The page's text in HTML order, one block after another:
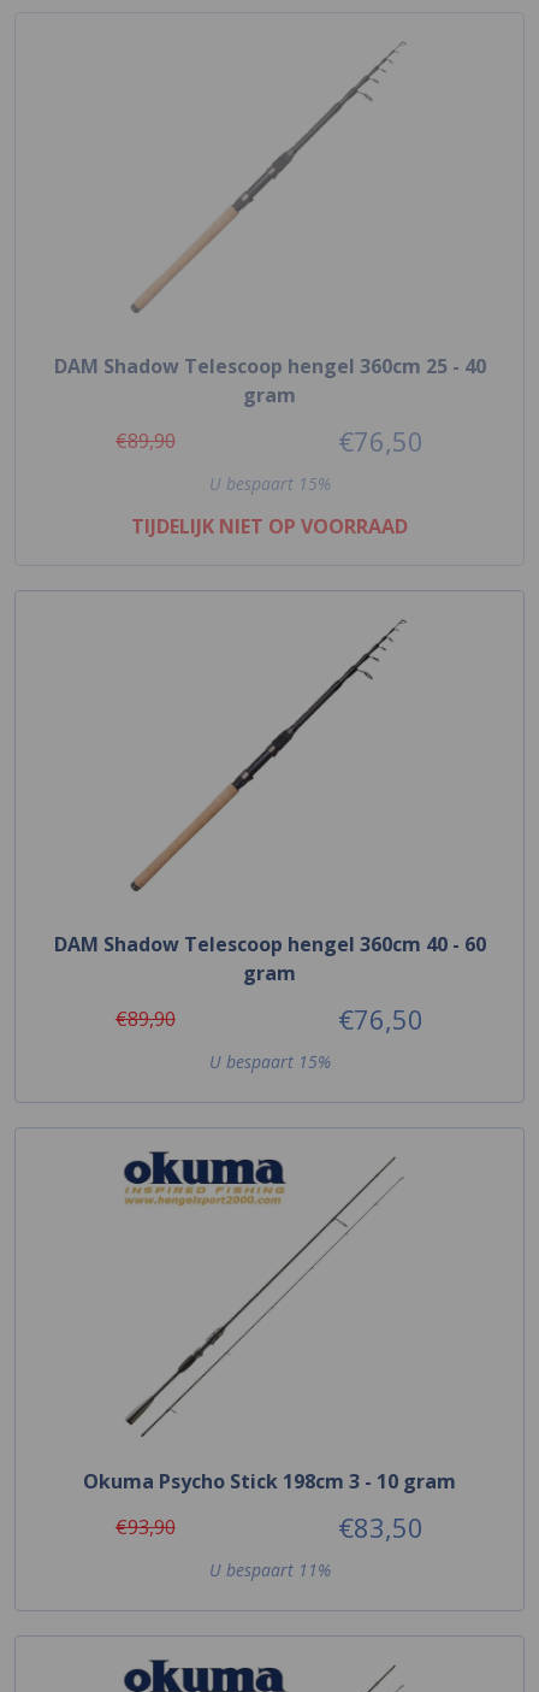
DAM Shadow Telescoop hengel 360cm 25 - 40
gram
€89,90
€76,50
U bespaart 15%
TIJDELIJK NIET OP VOORRAAD
DAM Shadow Telescoop hengel 360cm 40 - 60
gram
€89,90
€76,50
U bespaart 15%
Okuma Psycho Stick 198cm 3 - 10 gram
€93,90
€83,50
U bespaart 11%